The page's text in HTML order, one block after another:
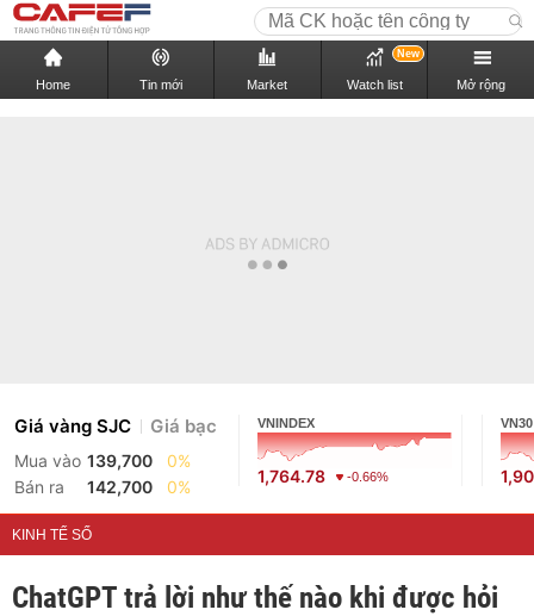
Home Tin mới Market Watch list
New
Mở rộng
Giá vàng SJC Giá bạc
Mua vào 139,700
0%
Bán ra
142,700 0%
VNINDEX
1,764.78 -0.66%
VN30
KINH TẾ SỐ
ChatGPT trả lời như thế nào khi được hỏi